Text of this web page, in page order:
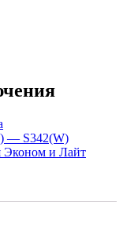
— S342(W)
Эконом и Лайт